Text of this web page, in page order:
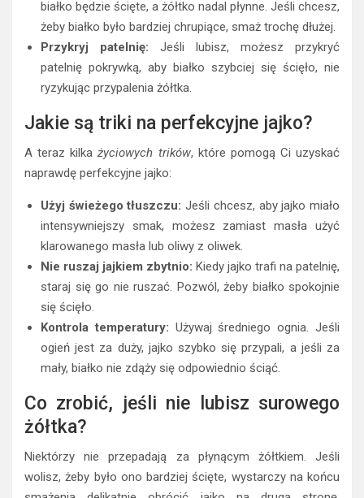
białko będzie ścięte, a żółtko nadal płynne. Jeśli chcesz,
żeby białko było bardziej chrupiące, smaż trochę dłużej.
Przykryj patelnię: Jeśli lubisz, możesz przykryć
patelnię pokrywką, aby białko szybciej się ścięło, nie
ryzykując przypalenia żółtka.
Jakie są triki na perfekcyjne jajko?
A teraz kilkażyciowych trików, które pomogą Ci uzyskać
naprawdę perfekcyjne jajko:
Użyj świeżego tłuszczu: Jeśli chcesz, aby jajko miało
intensywniejszy smak, możesz zamiast masła użyć
klarowanego masła lub oliwy z oliwek.
Nie ruszaj jajkiem zbytnio: Kiedy jajko trafi na patelnię,
staraj się go nie ruszać. Pozwól, żeby białko spokojnie
się ścięło.
Kontrola temperatury: Używaj średniego ognia. Jeśli
ogień jest za duży, jajko szybko się przypali, a jeśli za
mały, białko nie zdąży się odpowiednio ściąć.
Co zrobić, jeśli nie lubisz surowego
żółtka?
Niektórzy nie przepadają za płynącym żółtkiem. Jeśli
wolisz, żeby było ono bardziej ścięte, wystarczy na końcu